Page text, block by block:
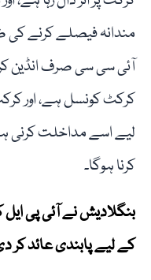
مندانہ فیصلے کرنے کی
آئی سی سی صرف انڈین
کرکٹ کونسل ہے، اور
لیے اسے مداخلت کرنی
کرنا ہوگا۔
بنگلادیش نے آئی پی
کے لیے پابندی عائد کر